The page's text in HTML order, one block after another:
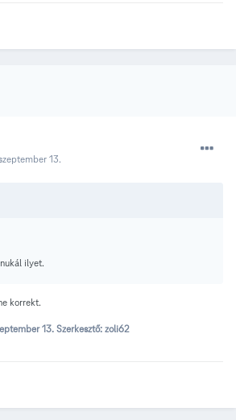
13.
ilyet.
korrekt.
13. Szerkesztő: zoli62